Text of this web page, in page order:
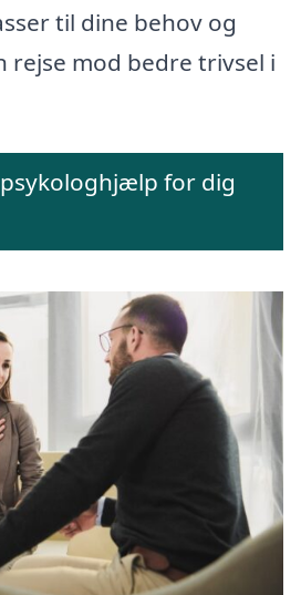
til dine behov og
rejse mod bedre trivsel i
for dig